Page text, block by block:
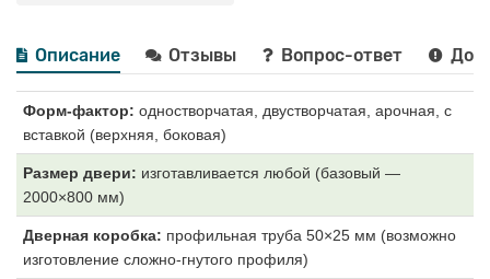
Описание Отзывы Вопрос-ответ
Форм-фактор: одностворчатая, двустворчатая, арочная, с
вставкой (верхняя, боковая)
Размер двери: изготавливается любой (базовый —
2000×800 мм)
Дверная коробка: профильная труба 50×25 мм (возможно
изготовление сложно-гнутого профиля)